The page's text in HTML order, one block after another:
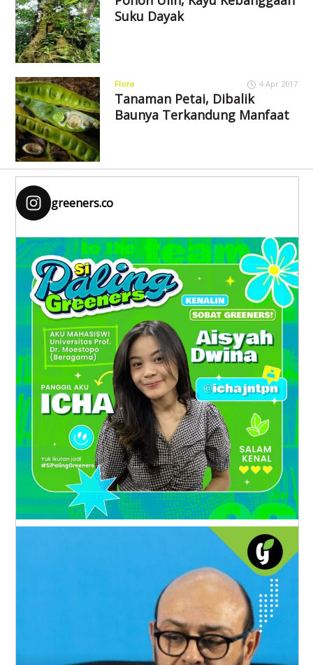
Suku Dayak
Flora 4 Apr 2017
Tanaman Petai, Dibalik
Baunya Terkandung Manfaat
greeners.co